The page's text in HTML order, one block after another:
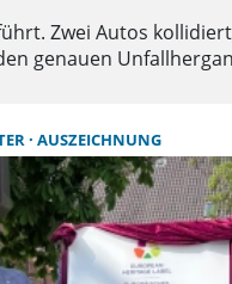
Zwei Autos
genauen
AUSZEICHNUNG